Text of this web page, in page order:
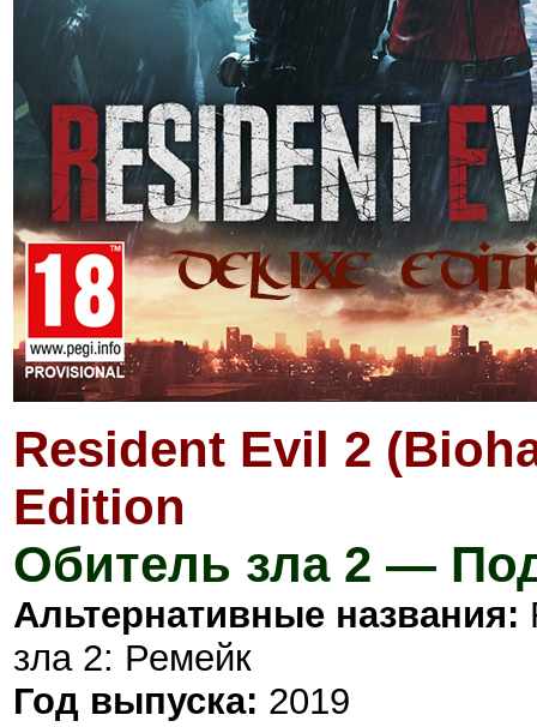
Resident Evil 2
Edition
Обитель зла 2 —
Альтернативные названия:
зла 2: Ремейк
Год выпуска: 2019